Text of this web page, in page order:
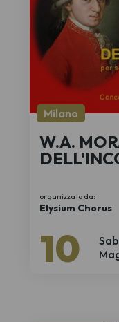
10
Milano
W.A. MORAT -
organizzato da:
Elysium Chorus